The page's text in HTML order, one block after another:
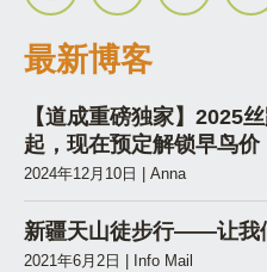
最新博客
【道成重磅独家】2025
起，现在预定解锁早鸟价
2024年12月10日 | Anna
新疆天山徒步行——让我
2021年6月2日 | Info Mail